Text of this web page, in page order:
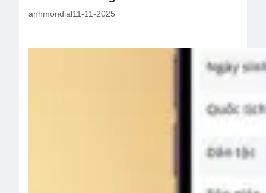
anhmondial11-11-2025